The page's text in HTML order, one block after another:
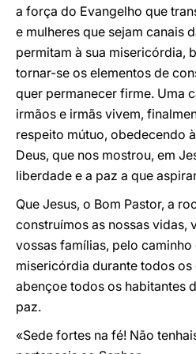
a força do Evangelho que
e mulheres que sejam canais
permitam à sua misericórdia,
tornar-se os elementos de
quer permanecer firme. Uma
irmãos e irmãs vivem,
respeito mútuo, obedecendo
Deus, que nos mostrou, em
liberdade e a paz a que
Que Jesus, o Bom Pastor, a
construímos as nossas vidas,
vossas famílias, pelo caminho
misericórdia durante todos os
abençoe todos os habitantes
paz.
«Sede fortes na fé! Não